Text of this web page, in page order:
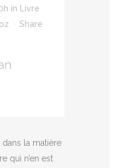
in Livre
Share
la matière
qui n’en est